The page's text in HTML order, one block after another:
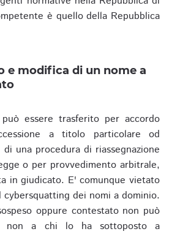
è quello della Repubblica
e modifica di un nome a
essere trasferito per accordo
a titolo particolare od
una procedura di riassegnazione
o per provvedimento arbitrale,
in giudicato. E' comunque vietato
dei nomi a dominio.
oppure contestato non può
non a chi lo ha sottoposto a